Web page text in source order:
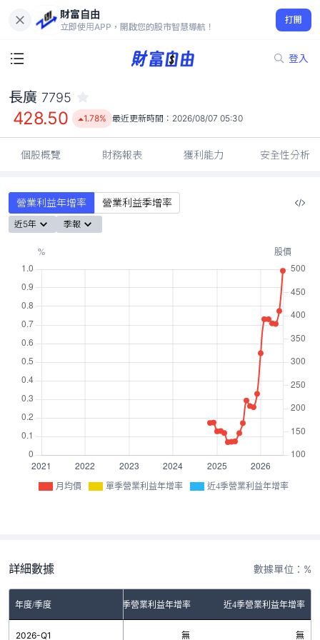
財富自由
立即使用APP，開啟您的股市智慧導航！
打開
登入
428.50
1.78%
長廣 7795
428.50 1.78% 最近更新時間： 2026/08/07 05:30
個股概覽 財務報表 獲利能力 安全性分析
營業利益年增率 營業利益季增率
近5年 季報
月均價 單季營業利益年增率 近4季營業利益年增率
詳細數據 數據單位：%
年度/季度 單季營業利益年增率 近4季營業利益年增率
2026-Q1 無 無